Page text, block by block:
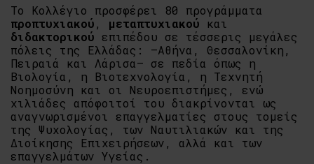
Το Κολλέγιο προσφέρει 80 προγράμματα
προπτυχιακού , μεταπτυχιακού
και
διδακτορικού επιπέδου σε τέσσερις μεγάλες
πόλεις της Ελλάδας: –Αθήνα, Θεσσαλονίκη,
Πειραιά και Λάρισα– σε πεδία όπως η
Βιολογία, η Βιοτεχνολογία, η Τεχνητή
Νοημοσύνη και οι Νευροεπιστήμες, ενώ
χιλιάδες απόφοιτοί του διακρίνονται ως
αναγνωρισμένοι επαγγελματίες στους τομείς
της Ψυχολογίας, των Ναυτιλιακών και της
Διοίκησης Επιχειρήσεων, αλλά και των
επαγγελμάτων Υγείας.